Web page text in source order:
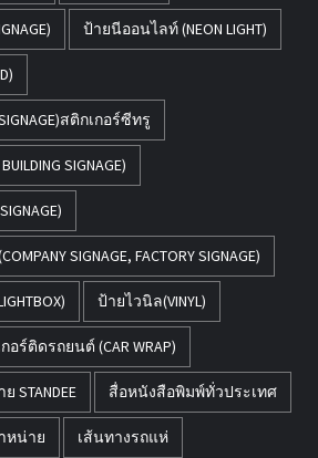
ป้ายนีออนไลท์ (NEON LIGHT)
สติกเกอร์ซีทรู
SIGNAGE)
SIGNAGE, FACTORY SIGNAGE)
ป้ายไวนิล(VINYL)
อร์ติดรถยนต์ (CAR WRAP)
STANDEE สื่อหนังสือพิมพ์ทั่วประเทศ
หน่าย เส้นทางรถแห่